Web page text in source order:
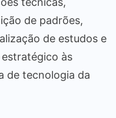
de padrões,
de estudos e
às
de tecnologia da